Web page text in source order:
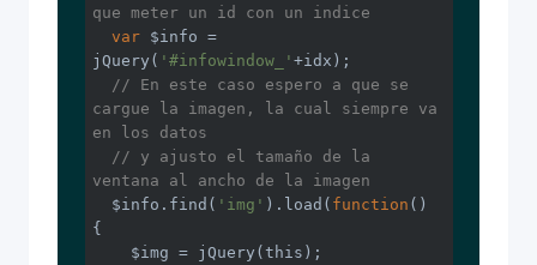
que meter un id con un indice
var $info =
jQuery( '#infowindow_' +idx);
// En este caso espero a que se
cargue la imagen, la cual siempre va
en los datos
// y ajusto el tamaño de la
ventana al ancho de la imagen
  $info.find(
'img' ).load( function ()
{